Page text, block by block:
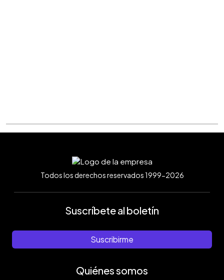
Todos los derechos reservados 1999-2026
Suscríbete al boletín
Suscribirme
Quiénes somos